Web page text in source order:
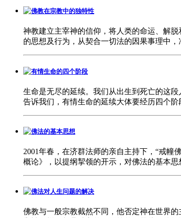
佛教在宗教中的独特性
神教建立主宰神的信仰，将人类的命运、解
的思想及行为，从契合一切法的因果事理中
有情生命的四个阶段
生命是无尽的延续。我们从出生到死亡的这
告诉我们，有情生命的延续大体要经历四个
佛法的基本思想
2001年春，在济群法师的亲自主持下，“戒幢
概论》，以提纲挈领的开示，对佛法的基本
佛法对人生问题的解决
佛教与一般宗教截然不同，他否定神在世界